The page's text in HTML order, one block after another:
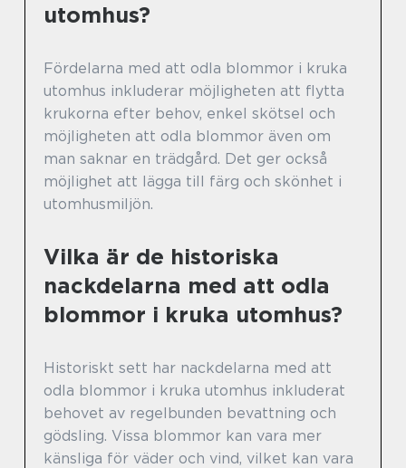
utomhus?
Fördelarna med att odla blommor i kruka
utomhus inkluderar möjligheten att flytta
krukorna efter behov, enkel skötsel och
möjligheten att odla blommor även om
man saknar en trädgård. Det ger också
möjlighet att lägga till färg och skönhet i
utomhusmiljön.
Vilka är de historiska
nackdelarna med att odla
blommor i kruka utomhus?
Historiskt sett har nackdelarna med att
odla blommor i kruka utomhus inkluderat
behovet av regelbunden bevattning och
gödsling. Vissa blommor kan vara mer
känsliga för väder och vind, vilket kan vara